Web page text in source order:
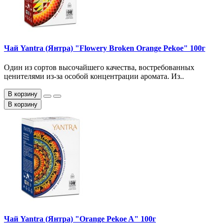
Чай Yantra (Янтра) "Flowery Broken Orange Pekoe" 100г
Один из сортов высочайшего качества, востребованных
ценителями из-за особой концентрации аромата. Из..
В корзину
В корзину
Чай Yantra (Янтра) "Orange Pekoe A" 100г